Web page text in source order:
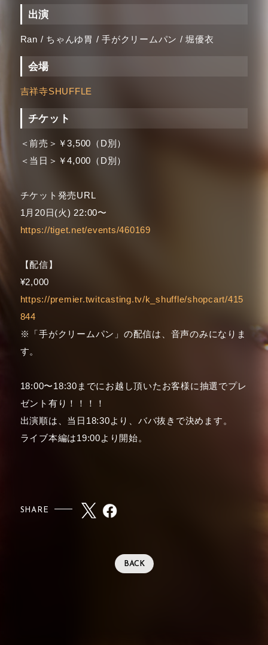
出演
Ran / ちゃんゆ胃 / 手がクリームパン / 堀優衣
会場
吉祥寺SHUFFLE
チケット
＜前売＞￥3,500（D別）
＜当日＞￥4,000（D別）
チケット発売URL
1月20日(火) 22:00〜
https://tiget.net/events/460169
【配信】
¥2,000
https://premier.twitcasting.tv/k_shuffle/shopcart/415
844
※「手がクリームパン」の配信は、音声のみになりま
す。
18:00〜18:30までにお越し頂いたお客様に抽選でプレ
ゼント有り！！！！
出演順は、当日18:30より、ババ抜きで決めます。
ライブ本編は19:00より開始。
SHARE
BACK